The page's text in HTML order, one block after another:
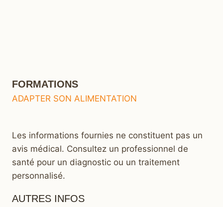
FORMATIONS
ADAPTER SON ALIMENTATION
Les informations fournies ne constituent pas un
avis médical. Consultez un professionnel de
santé pour un diagnostic ou un traitement
personnalisé.
AUTRES INFOS